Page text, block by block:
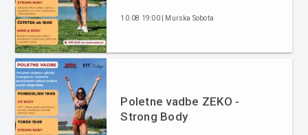
10.08 19:00 | Murska Sobota
Poletne vadbe ZEKO -
Strong Body